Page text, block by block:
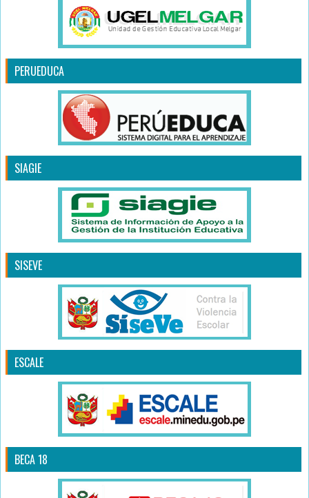
PERUEDUCA
SIAGIE
SISEVE
ESCALE
BECA 18